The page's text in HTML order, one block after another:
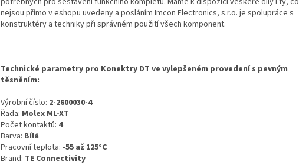
nejsou přímo v eshopu uvedeny a posláním Imcon Electronics, s.r.o. je spolupráce s
konstruktéry a techniky při správném použití všech komponent.
Technické parametry pro Konektry DT ve vylepšeném provedení s pevným
těsněním:
Výrobní číslo: 2-2600030-4
Řada: Molex ML-XT
Počet kontaktů: 4
Barva: Bílá
Pracovní teplota: -55 až 125°C
Brand: TE Connectivity